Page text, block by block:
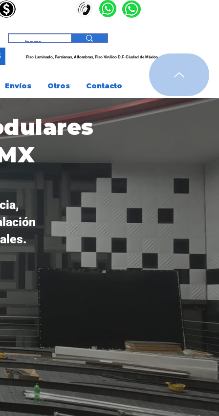
Piso Laminado, Persianas, Alfombras, Piso Vinílico D.F-Ciudad de México
Envíos Otros Contacto